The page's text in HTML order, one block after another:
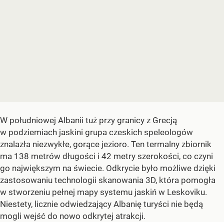
W południowej Albanii tuż przy granicy z Grecją
w podziemiach jaskini grupa czeskich speleologów
znalazła niezwykłe, gorące jezioro. Ten termalny zbiornik
ma 138 metrów długości i 42 metry szerokości, co czyni
go największym na świecie. Odkrycie było możliwe dzięki
zastosowaniu technologii skanowania 3D, która pomogła
w stworzeniu pełnej mapy systemu jaskiń w Leskoviku.
Niestety, licznie odwiedzający Albanię turyści nie będą
mogli wejść do nowo odkrytej atrakcji.